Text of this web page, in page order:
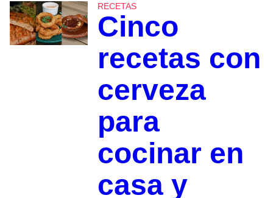
RECETAS
Cinco
recetas con
cerveza
para
cocinar en
casa y